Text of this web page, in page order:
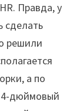
Правда, у
сделать
решили
а по
дюймовый